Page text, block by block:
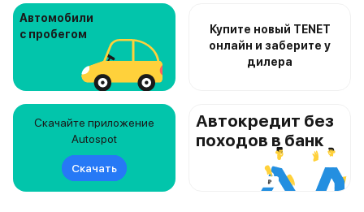
Автомобили
с пробегом
Купите новый TENET
онлайн и заберите у
дилера
Скачайте приложение
Autospot
Скачать
Автокредит без
походов в банк